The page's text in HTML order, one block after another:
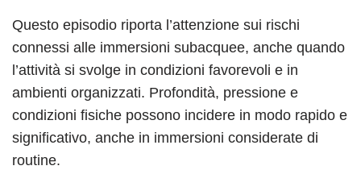
Questo episodio riporta l’attenzione sui rischi
connessi alle immersioni subacquee, anche quando
l’attività si svolge in condizioni favorevoli e in
ambienti organizzati. Profondità, pressione e
condizioni fisiche possono incidere in modo rapido e
significativo, anche in immersioni considerate di
routine.